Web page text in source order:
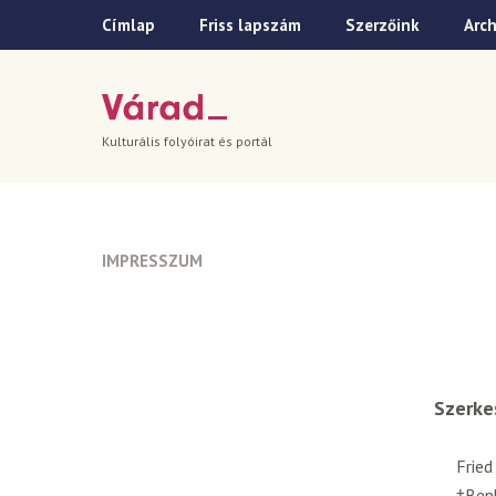
Címlap Friss lapszám Szerzőink
Kulturális folyóirat és portál
IMPRESSZUM